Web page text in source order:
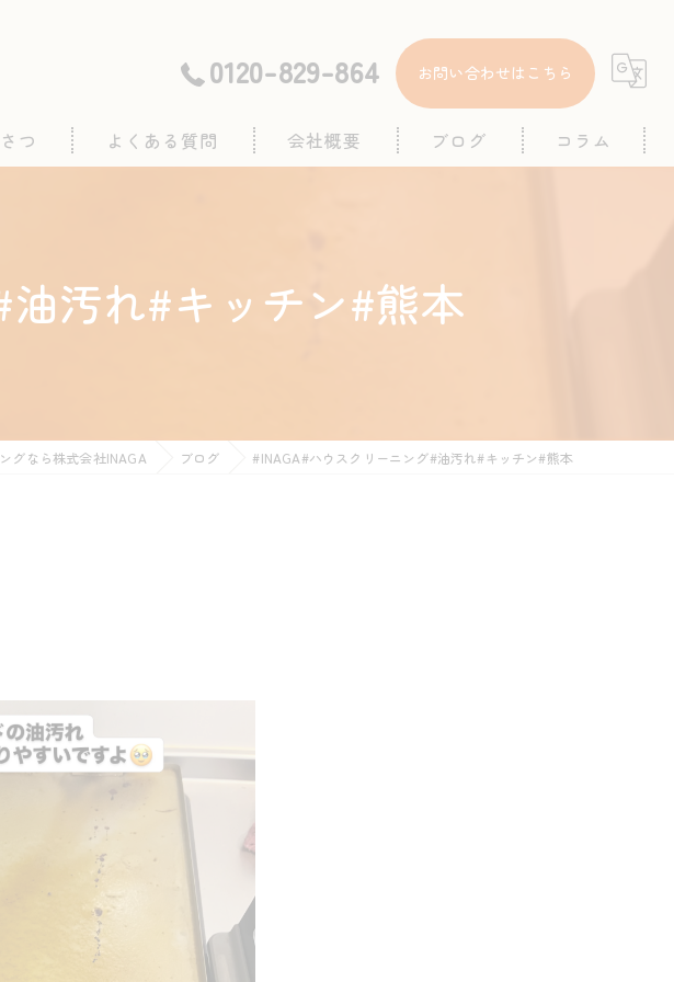
0120-829-864 お問い合わせはこちら
つ よくある質問 会社概要 ブログ コラム
汚れ#キッチン#熊本
グなら株式会社INAGA ブログ #INAGA#ハウスクリーニング#油汚れ#キッチン#熊本